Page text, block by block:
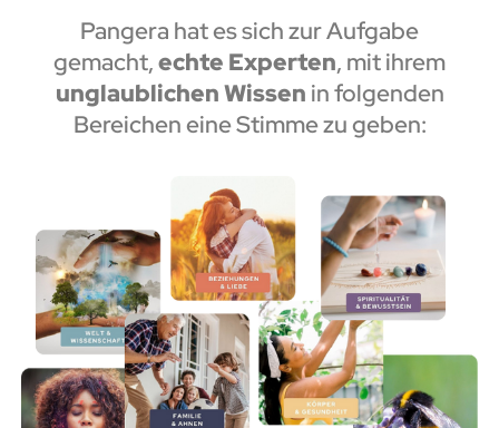
Pangera hat es sich zur Aufgabe
gemacht,echte Experten, mit ihrem
unglaublichen Wissen in folgenden
Bereichen eine Stimme zu geben: